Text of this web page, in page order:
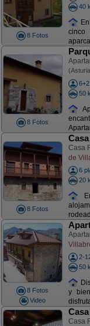
8 Fotos
40
8 Fotos
50
8 Fotos
Casa
de
6
20
8 Fotos
Video
2-
50
y
Casa